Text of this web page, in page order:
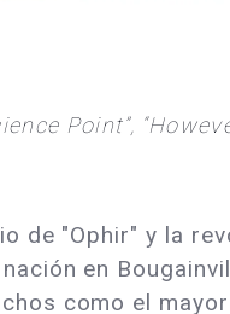
Point”,
de "Ophir" y la
en
como el